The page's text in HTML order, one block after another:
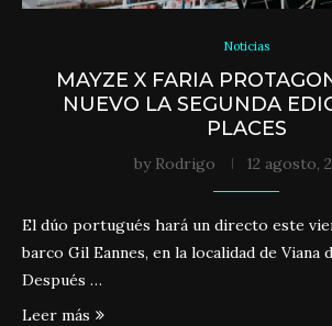
Noticias
MAYZE X FARIA
NUEVO LA SEGUNDA
PLACES
by Rodrigo 12 agosto,
El dúo portugués hará un directo este
barco Gil Eannes, en la localidad de Viana
Después …
Leer más